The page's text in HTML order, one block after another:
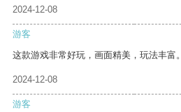
2024-12-08
游客
这款游戏非常好玩，画面精美，玩法丰富。
2024-12-08
游客